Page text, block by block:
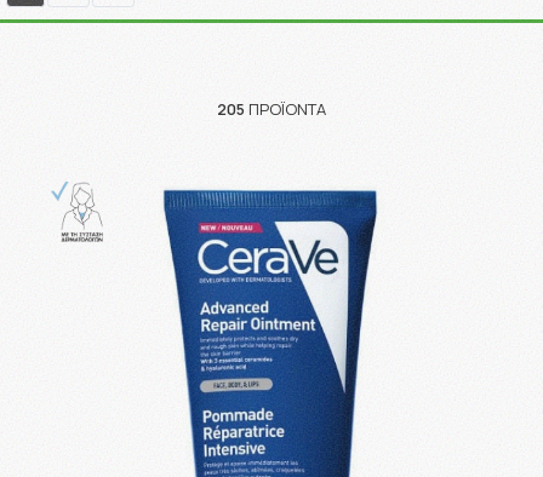
205 ΠΡΟΪΌΝΤΑ